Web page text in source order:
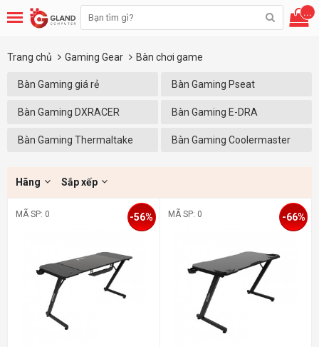
...
Trang chủ Gaming Gear Bàn chơi game
Bàn Gaming giá rẻ Bàn Gaming Pseat
Bàn Gaming DXRACER Bàn Gaming E-DRA
Bàn Gaming Thermaltake Bàn Gaming Coolermaster
Hãng Sắp xếp
MÃ SP: 0 -56% MÃ SP: 0 -66%